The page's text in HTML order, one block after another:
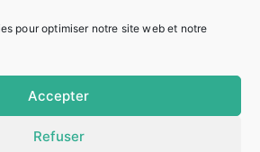
pour optimiser notre site web et notre
Accepter
Refuser